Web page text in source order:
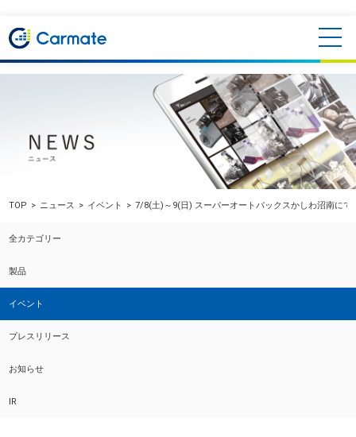
TOP ニュース イベント 7/8(土)～9(日) スーパーオートバックスかしわ沼南に
全カテゴリー
製品
イベント
プレスリリース
お知らせ
IR